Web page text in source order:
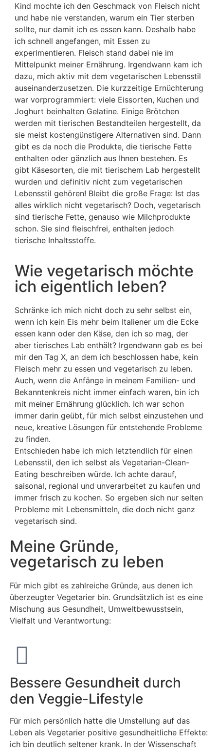
Kind mochte ich den Geschmack von Fleisch nicht
und habe nie verstanden, warum ein Tier sterben
sollte, nur damit ich es essen kann. Deshalb habe
ich schnell angefangen, mit Essen zu
experimentieren. Fleisch stand dabei nie im
Mittelpunkt meiner Ernährung. Irgendwann kam ich
dazu, mich aktiv mit dem vegetarischen Lebensstil
auseinanderzusetzen. Die kurzzeitige Ernüchterung
war vorprogrammiert: viele Eissorten, Kuchen und
Joghurt beinhalten Gelatine. Einige Brötchen
werden mit tierischen Bestandteilen hergestellt, da
sie meist kostengünstigere Alternativen sind. Dann
gibt es da noch die Produkte, die tierische Fette
enthalten oder gänzlich aus Ihnen bestehen. Es
gibt Käsesorten, die mit tierischem Lab hergestellt
wurden und definitiv nicht zum vegetarischen
Lebensstil gehören! Bleibt die große Frage: Ist das
alles wirklich nicht vegetarisch? Doch, vegetarisch
sind tierische Fette, genauso wie Milchprodukte
schon. Sie sind fleischfrei, enthalten jedoch
tierische Inhaltsstoffe.
Wie vegetarisch möchte
ich eigentlich leben?
Schränke ich mich nicht doch zu sehr selbst ein,
wenn ich kein Eis mehr beim Italiener um die Ecke
essen kann oder den Käse, den ich so mag, der
aber tierisches Lab enthält? Irgendwann gab es bei
mir den Tag X, an dem ich beschlossen habe, kein
Fleisch mehr zu essen und vegetarisch zu leben.
Auch, wenn die Anfänge in meinem Familien- und
Bekanntenkreis nicht immer einfach waren, bin ich
mit meiner Ernährung glücklich. Ich war schon
immer darin geübt, für mich selbst einzustehen und
neue, kreative Lösungen für entstehende Probleme
zu finden.
Entschieden habe ich mich letztendlich für einen
Lebensstil, den ich selbst als Vegetarian-Clean-
Eating beschreiben würde. Ich achte darauf,
saisonal, regional und unverarbeitet zu kaufen und
immer frisch zu kochen. So ergeben sich nur selten
Probleme mit Lebensmitteln, die doch nicht ganz
vegetarisch sind.
Meine Gründe,
vegetarisch zu leben
Für mich gibt es zahlreiche Gründe, aus denen ich
überzeugter Vegetarier bin. Grundsätzlich ist es eine
Mischung aus Gesundheit, Umweltbewusstsein,
Vielfalt und Verantwortung:
Bessere Gesundheit durch
den Veggie-Lifestyle
Für mich persönlich hatte die Umstellung auf das
Leben als Vegetarier positive gesundheitliche Effekte:
ich bin deutlich seltener krank. In der Wissenschaft